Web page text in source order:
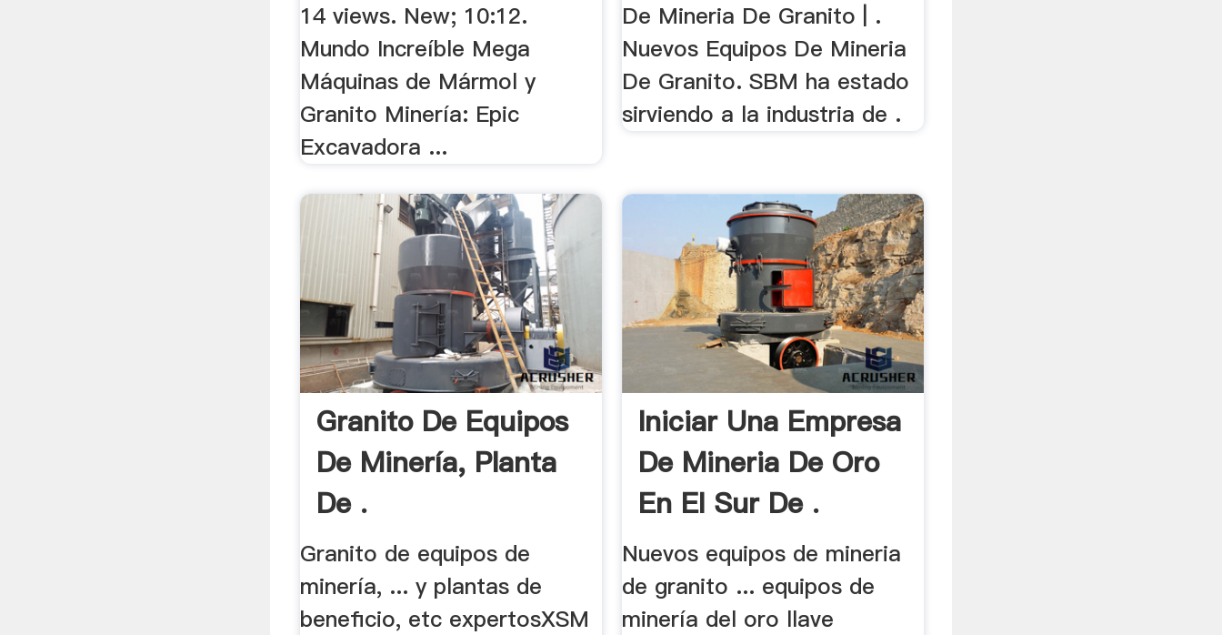
14 views. New; 10:12.
Mundo Increíble Mega
Máquinas de Mármol y
Granito Minería: Epic
Excavadora ...
De Mineria De Granito | .
Nuevos Equipos De Mineria
De Granito. SBM ha estado
sirviendo a la industria de .
Granito De Equipos
De Minería, Planta
De .
Granito de equipos de
minería, ... y plantas de
beneficio, etc expertosXSM
Iniciar Una Empresa
De Mineria De Oro
En El Sur De .
Nuevos equipos de mineria
de granito ... equipos de
minería del oro llave